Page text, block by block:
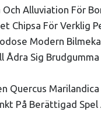
Alluviation För
Chipsa För Verklig
Modern
Ådra Sig
Quercus
På Berättigad